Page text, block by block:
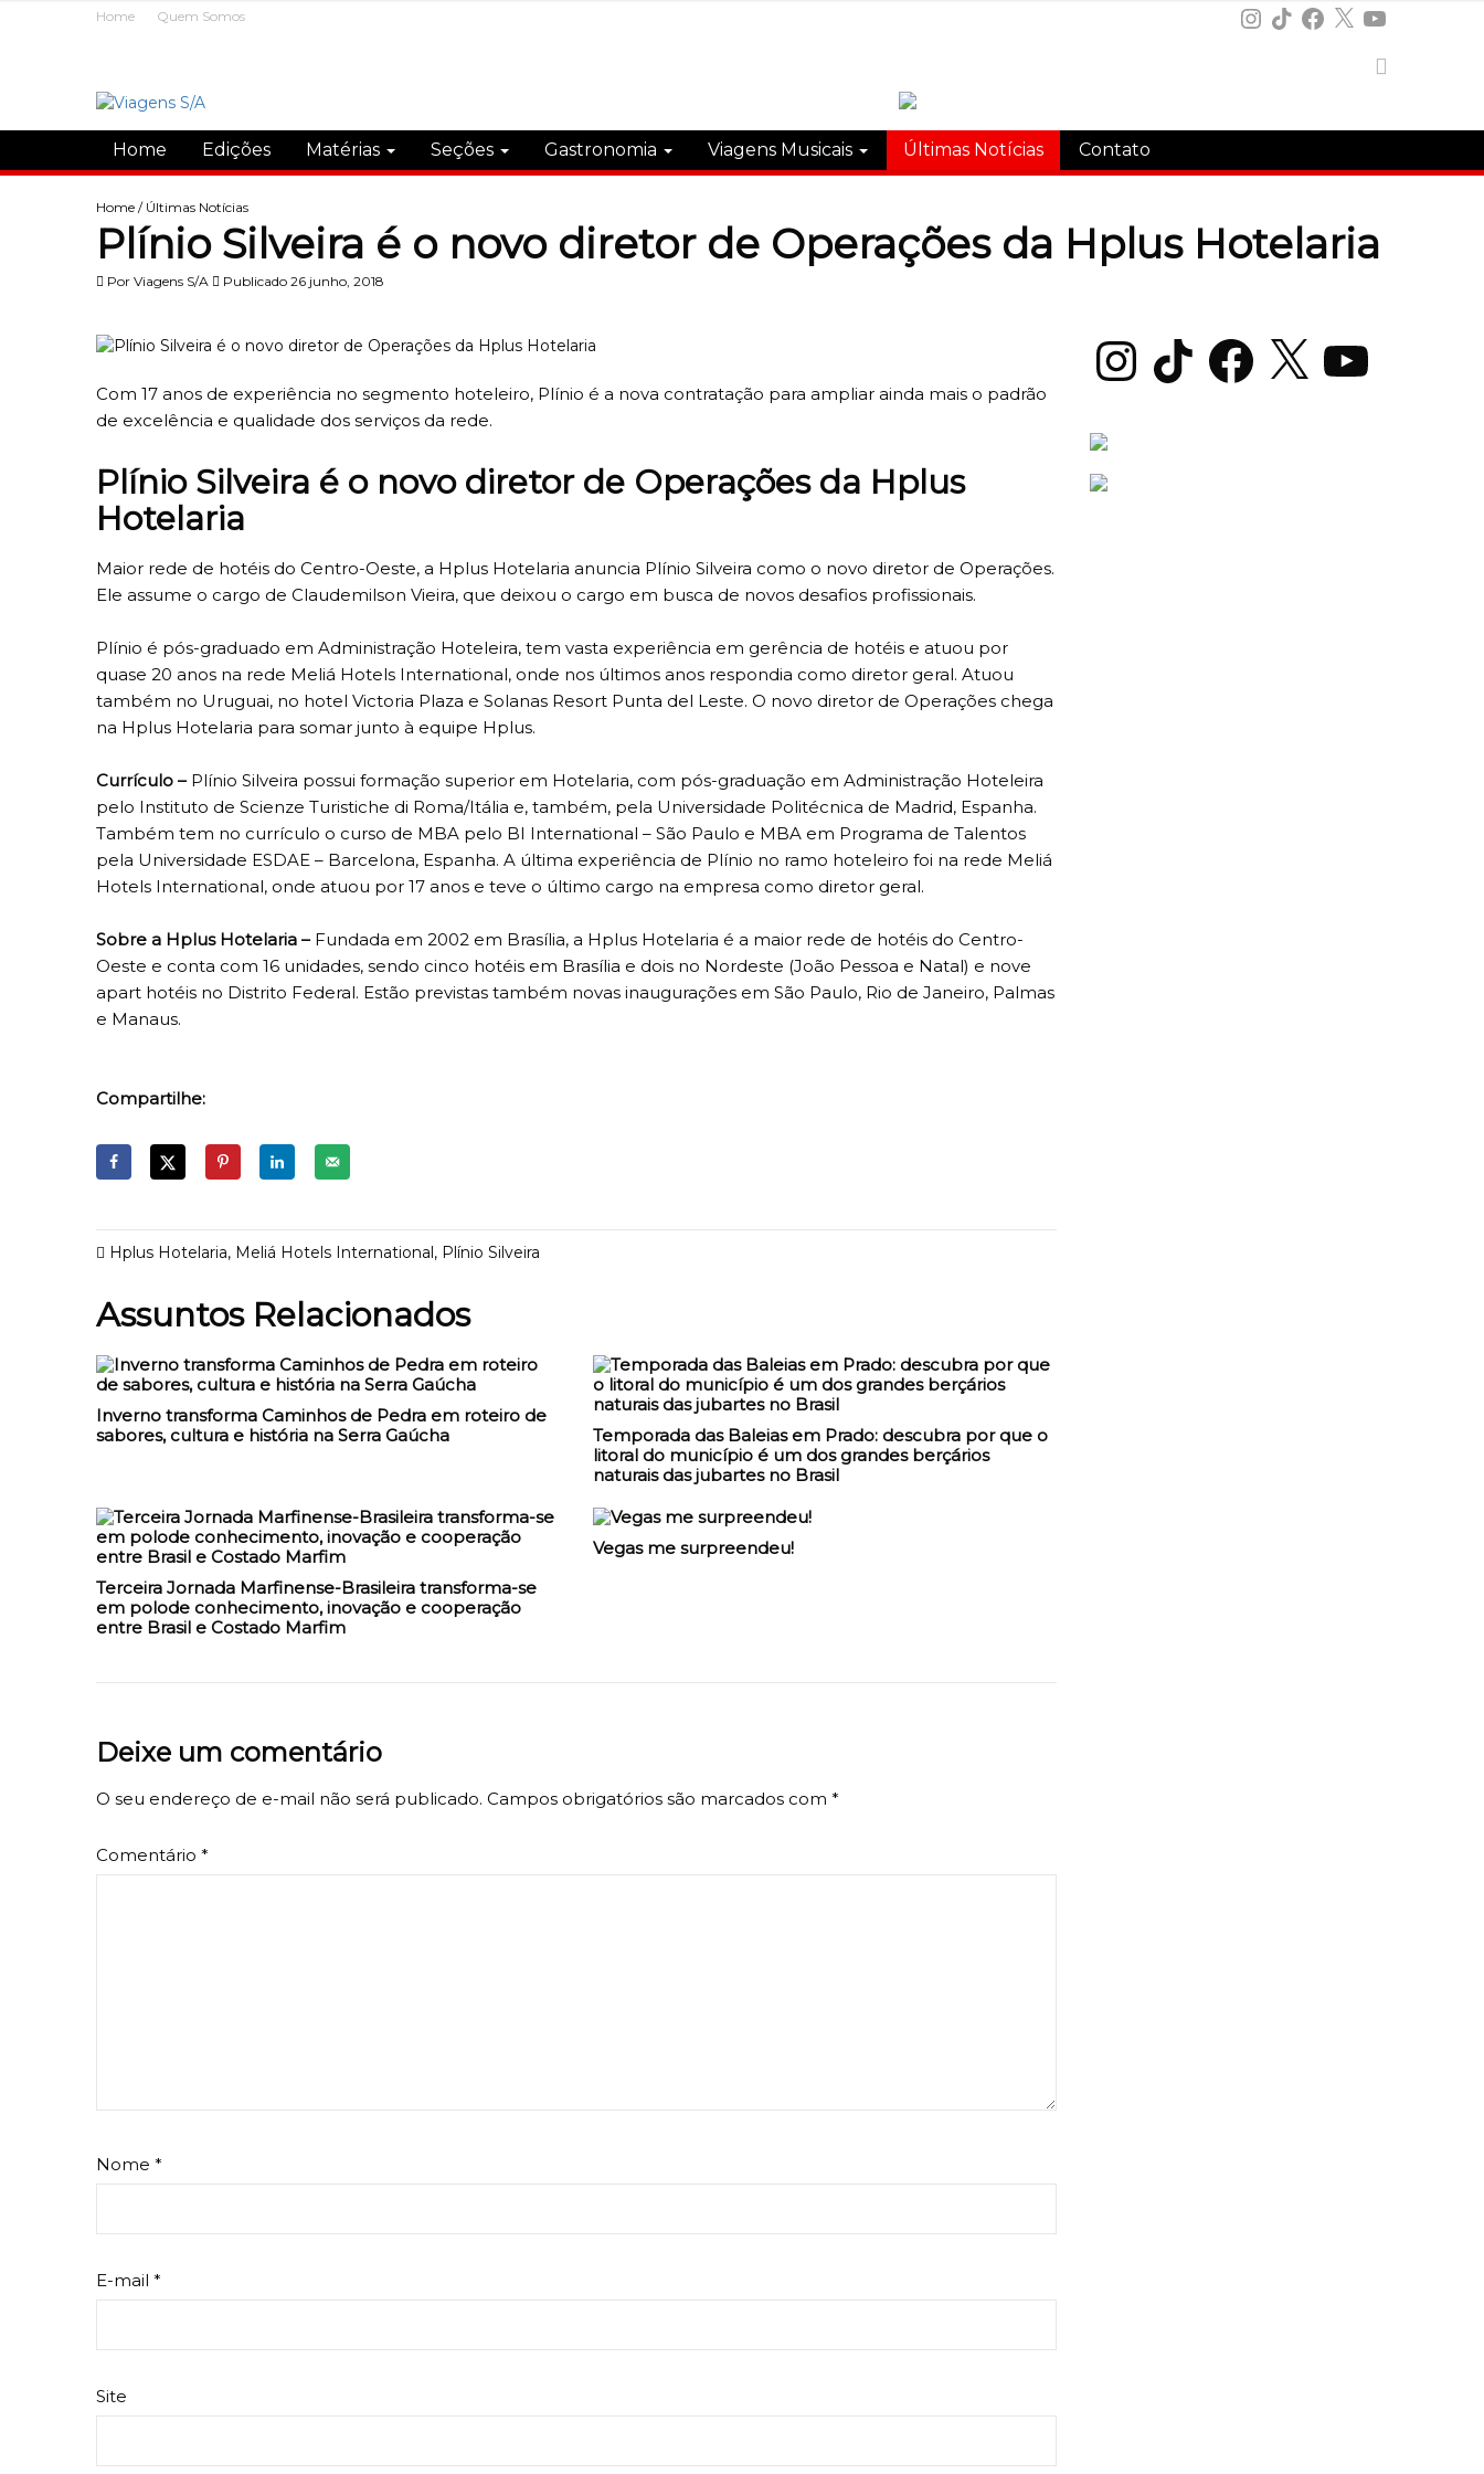
Home Quem Somos Instagram
TikTokFacebook
X YouTube
Home Edições Matérias Seções Gastronomia Viagens Musicais Últimas Notícias Contato
Home / Últimas Notícias
Plínio Silveira é o novo diretor de Operações da Hplus Hotelaria
Por Viagens S/A Publicado 26 junho, 2018
Com 17 anos de experiência no segmento hoteleiro, Plínio é a nova contratação para ampliar ainda mais o padrão
de excelência e qualidade dos serviços da rede.
Plínio Silveira é o novo diretor de Operações da Hplus
Hotelaria
Maior rede de hotéis do Centro-Oeste, a Hplus Hotelaria anuncia Plínio Silveira como o novo diretor de Operações.
Ele assume o cargo de Claudemilson Vieira, que deixou o cargo em busca de novos desafios profissionais.
Plínio é pós-graduado em Administração Hoteleira, tem vasta experiência em gerência de hotéis e atuou por
quase 20 anos na rede Meliá Hotels International, onde nos últimos anos respondia como diretor geral. Atuou
também no Uruguai, no hotel Victoria Plaza e Solanas Resort Punta del Leste. O novo diretor de Operações chega
na Hplus Hotelaria para somar junto à equipe Hplus.
Currículo – Plínio Silveira possui formação superior em Hotelaria, com pós-graduação em Administração Hoteleira
pelo Instituto de Scienze Turistiche di Roma/Itália e, também, pela Universidade Politécnica de Madrid, Espanha.
Também tem no currículo o curso de MBA pelo BI International – São Paulo e MBA em Programa de Talentos
pela Universidade ESDAE – Barcelona, Espanha. A última experiência de Plínio no ramo hoteleiro foi na rede Meliá
Hotels International, onde atuou por 17 anos e teve o último cargo na empresa como diretor geral.
Sobre a Hplus Hotelaria – Fundada em 2002 em Brasília, a Hplus Hotelaria é a maior rede de hotéis do Centro-
Oeste e conta com 16 unidades, sendo cinco hotéis em Brasília e dois no Nordeste (João Pessoa e Natal) e nove
apart hotéis no Distrito Federal. Estão previstas também novas inaugurações em São Paulo, Rio de Janeiro, Palmas
e Manaus.
Compartilhe:
Hplus Hotelaria, Meliá Hotels International, Plínio Silveira
Assuntos Relacionados
Inverno transforma Caminhos de Pedra em roteiro de
sabores, cultura e história na Serra Gaúcha
Temporada das Baleias em Prado: descubra por que o
litoral do município é um dos grandes berçários
naturais das jubartes no Brasil
Terceira Jornada Marfinense-Brasileira transforma-se
em polode conhecimento, inovação e cooperação
entre Brasil e Costado Marfim
Vegas me surpreendeu!
Deixe um comentário
O seu endereço de e-mail não será publicado. Campos obrigatórios são marcados com *
Comentário *
Nome *
E-mail *
Site
InstagramTikTok Facebook
X YouTube